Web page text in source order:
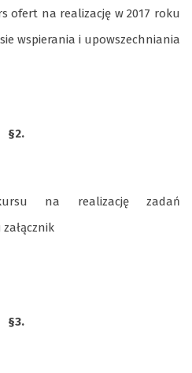
ofert na realizację w 2017 roku
wspierania i upowszechniania
§2.
na realizację zadań
§3.